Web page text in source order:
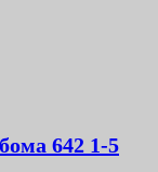
642 1-5